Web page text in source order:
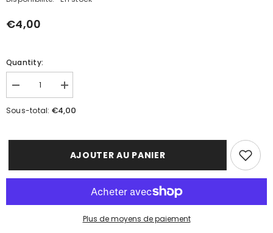
€4,00
Quantity:
Réduire
la
quantité
&quot;OCÉAN&quot;
Augmenter
la
quantité
de
&quot;OCÉAN&quot;
Sous-total: €4,00
AJOUTER AU PANIER
Plus de moyens de paiement